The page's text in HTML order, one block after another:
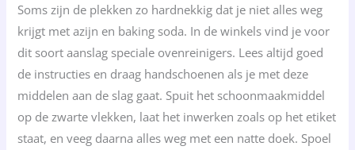
Soms zijn de plekken zo hardnekkig dat je niet alles weg
krijgt met azijn en baking soda. In de winkels vind je voor
dit soort aanslag speciale ovenreinigers. Lees altijd goed
de instructies en draag handschoenen als je met deze
middelen aan de slag gaat. Spuit het schoonmaakmiddel
op de zwarte vlekken, laat het inwerken zoals op het etiket
staat, en veeg daarna alles weg met een natte doek. Spoel